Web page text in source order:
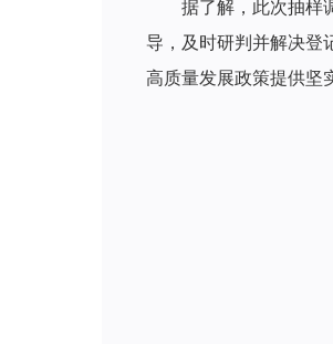
据了解，此次抽样
导，及时研判并解决登
高质量发展政策提供坚